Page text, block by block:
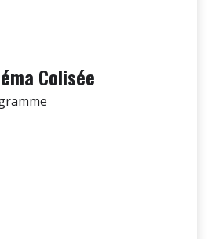
Colisée